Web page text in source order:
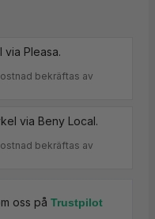
via Pleasa.
bekräftas av
via Beny Local.
bekräftas av
oss på Trustpilot